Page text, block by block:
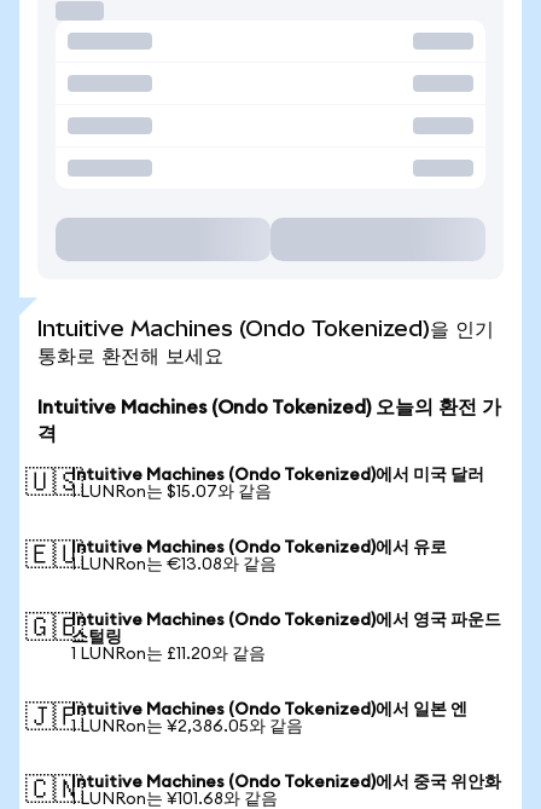
Intuitive Machines (Ondo Tokenized)을 인기
통화로 환전해 보세요
Intuitive Machines (Ondo Tokenized) 오늘의 환전 가
격
🇺🇸Intuitive Machines (Ondo Tokenized)에서 미국 달러
1 LUNRon는 $15.07와 같음
🇪🇺Intuitive Machines (Ondo Tokenized)에서 유로
1 LUNRon는 €13.08와 같음
🇬🇧Intuitive Machines (Ondo Tokenized)에서 영국 파운드
스털링
1 LUNRon는 £11.20와 같음
🇯🇵Intuitive Machines (Ondo Tokenized)에서 일본 엔
1 LUNRon는 ¥2,386.05와 같음
🇨🇳Intuitive Machines (Ondo Tokenized)에서 중국 위안화
1 LUNRon는 ¥101.68와 같음